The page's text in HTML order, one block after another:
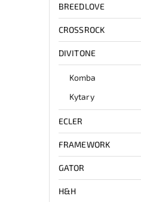
BREEDLOVE
CROSSROCK
DIVITONE
Komba
Kytary
ECLER
FRAMEWORK
GATOR
H&H